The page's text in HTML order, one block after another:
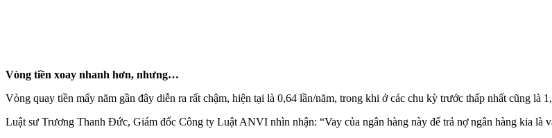
Vòng tiền xoay nhanh hơn, nhưng…
Vòng quay tiền mấy năm gần đây diễn ra rất chậm, hiện tại là 0,64 lần/năm, trong khi ở các chu kỳ trước thấp nhất cũng là
Luật sư Trương Thanh Đức, Giám đốc Công ty Luật ANVI nhìn nhận: “Vay của ngân hàng này để trả nợ ngân hàng kia là